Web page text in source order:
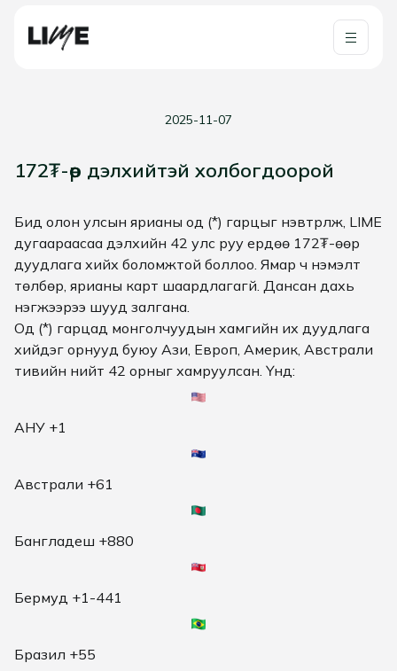
2025-11-07
172₮-өөр дэлхийтэй холбогдоорой
Бид олон улсын ярианы од (*) гарцыг нэвтрүүлж, LIME
дугаараасаа дэлхийн 42 улс руу ердөө 172₮-өөр
дуудлага хийх боломжтой боллоо. Ямар ч нэмэлт
төлбөр, ярианы карт шаардлагагүй. Дансан дахь
нэгжээрээ шууд залгана.
Од (*) гарцад монголчуудын хамгийн их дуудлага
хийдэг орнууд буюу Ази, Европ, Америк, Австрали
тивийн нийт 42 орныг хамруулсан. Үүнд:
АНУ +1
Австрали +61
Бангладеш +880
Бермуд +1-441
Бразил +55